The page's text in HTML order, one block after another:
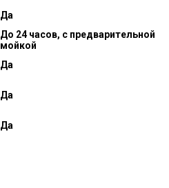
Да
До 24 часов, с предварительной
мойкой
Да
Да
Да